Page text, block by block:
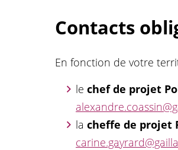
Contacts
En fonction de votre
le chef de projet
la cheffe de projet